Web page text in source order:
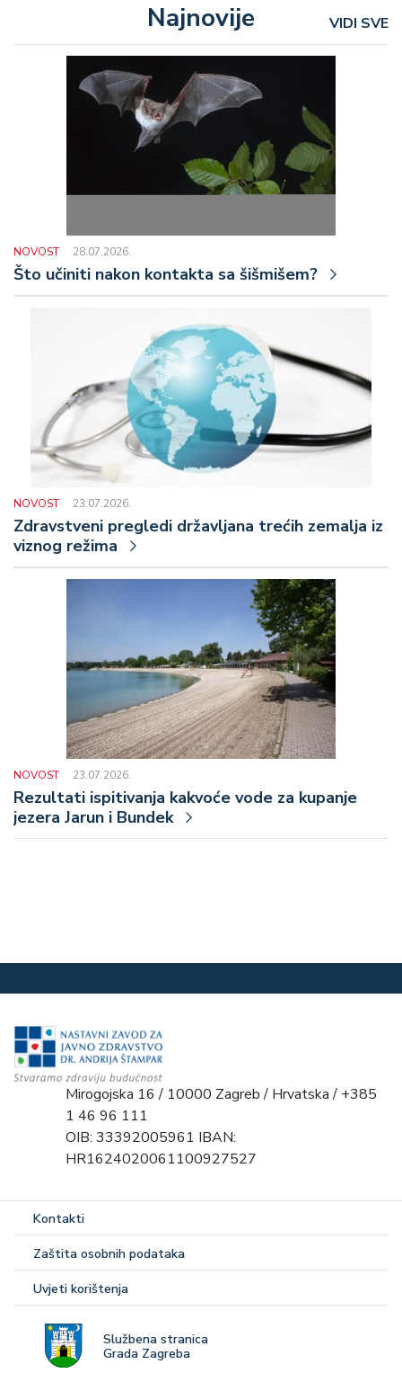
Najnovije VIDI SVE
NOVOST 28.07.2026.
Što učiniti nakon kontakta sa šišmišem?
NOVOST 23.07.2026.
Zdravstveni pregledi državljana trećih zemalja iz
viznog režima
NOVOST 23.07.2026.
Rezultati ispitivanja kakvoće vode za kupanje
jezera Jarun i Bundek
Mirogojska 16 / 10000 Zagreb / Hrvatska / +385
1 46 96 111
OIB: 33392005961 IBAN:
HR1624020061100927527
Kontakti
Zaštita osobnih podataka
Uvjeti korištenja
Službena stranica
Grada Zagreba